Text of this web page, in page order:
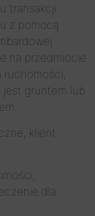
transakcji
z pomocą
na przedmiocie
ruchomości,
jest gruntem lub
klient
dla